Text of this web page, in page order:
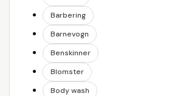
Barbering
Barnevogn
Benskinner
Blomster
Body wash